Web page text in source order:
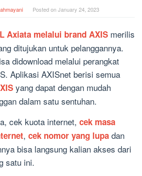
Posted onJanuary 24, 2023
Axiata melalui brand AXIS merilis
ditujukan untuk pelanggannya.
didownload melalui perangkat
Aplikasi AXISnet berisi semua
yang dapat dengan mudah
dalam satu sentuhan.
cek kuota internet, cek masa
, cek nomor yang lupa dan
bisa langsung kalian akses dari
satu ini.